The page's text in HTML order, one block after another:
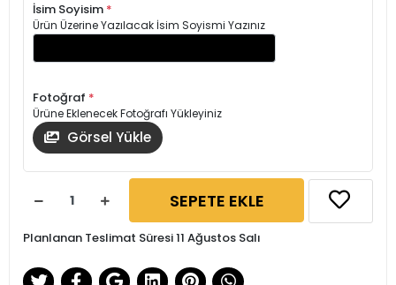
İsim Soyisim *
Ürün Üzerine Yazılacak İsim Soyismi Yazınız
Fotoğraf *
Ürüne Eklenecek Fotoğrafı Yükleyiniz
Görsel Yükle
SEPETE EKLE
Planlanan Teslimat Süresi 11 Ağustos Salı